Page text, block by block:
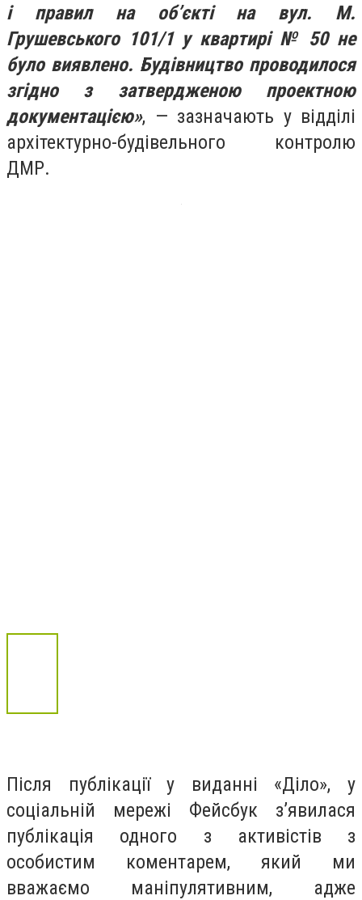
і правил на об’єкті на вул. М.
Грушевського 101/1 у квартирі № 50 не
було виявлено. Будівництво проводилося
згідно з затвердженою проектною
документацією», — зазначають у відділі
архітектурно-будівельного контролю
ДМР.
Після публікації у виданні «Діло», у
соціальній мережі Фейсбук з’явилася
публікація одного з активістів з
особистим коментарем, який ми
вважаємо маніпулятивним, адже